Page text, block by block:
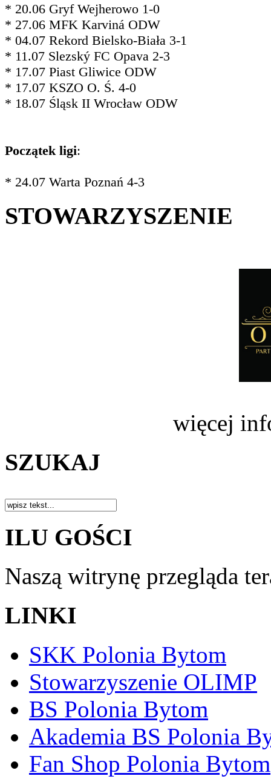
* 20.06 Gryf Wejherowo 1-0
* 27.06 MFK Karviná ODW
* 04.07 Rekord Bielsko-Biała 3-1
* 11.07 Slezský FC Opava 2-3
* 17.07 Piast Gliwice ODW
* 17.07 KSZO O. Ś. 4-0
* 18.07 Śląsk II Wrocław ODW
Początek ligi:
* 24.07 Warta Poznań 4-3
STOWARZYSZENIE
więcej
SZUKAJ
ILU GOŚCI
Naszą witrynę przegląda
LINKI
SKK Polonia Bytom
Stowarzyszenie OLIMP
BS Polonia Bytom
Akademia BS Polonia
Fan Shop Polonia Bytom